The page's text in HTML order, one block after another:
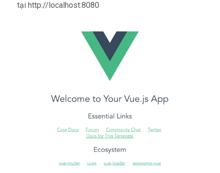
tại http://localhost:8080